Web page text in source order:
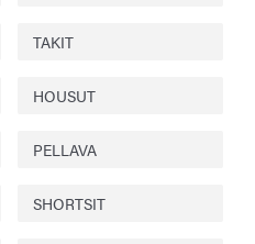
TAKIT
HOUSUT
PELLAVA
SHORTSIT